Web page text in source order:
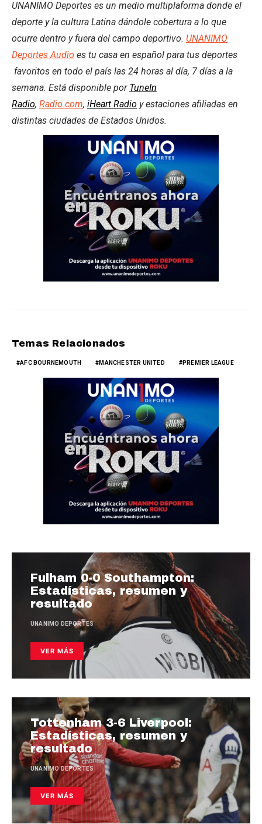
UNANIMO Deportes es un medio multiplaforma donde el
deporte y la cultura Latina dándole cobertura a lo que
ocurre dentro y fuera del campo deportivo. UNANIMO
Deportes Audio es tu casa en español para tus deportes
favoritos en todo el país las 24 horas al día, 7 días a la
semana. Está disponible por TuneIn
Radio, Radio.com, iHeart Radio y estaciones afiliadas en
distintas ciudades de Estados Unidos.
Temas Relacionados
AFC BOURNEMOUTH MANCHESTER UNITED PREMIER LEAGUE
Fulham 0-0 Southampton:
Estadísticas, resumen y
resultado
UNANIMO DEPORTES
VER MÁS
Tottenham 3-6 Liverpool:
Estadísticas, resumen y
resultado
UNANIMO DEPORTES
VER MÁS